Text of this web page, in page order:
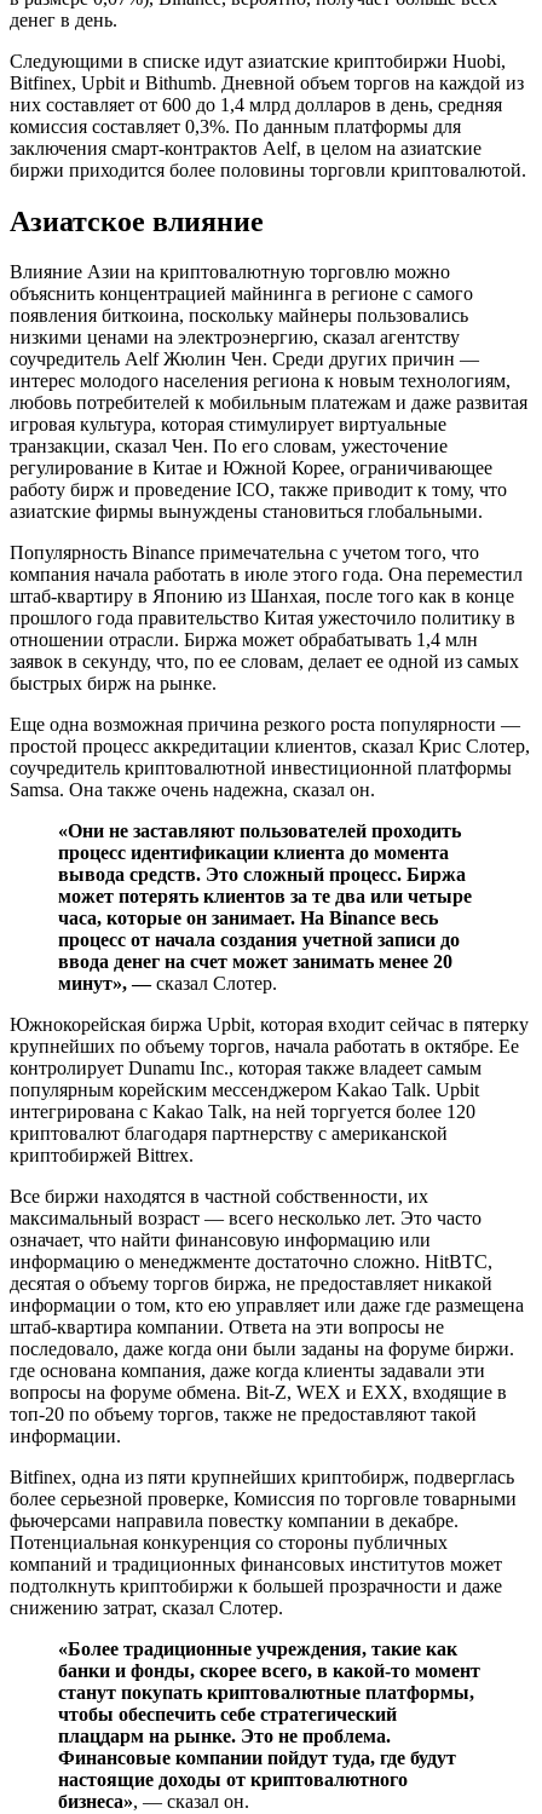
денег в день.
Следующими в списке идут азиатские криптобиржи Huobi,
Bitfinex, Upbit и Bithumb. Дневной объем торгов на каждой из
них составляет от 600 до 1,4 млрд долларов в день, средняя
комиссия составляет 0,3%. По данным платформы для
заключения смарт-контрактов Aelf, в целом на азиатские
биржи приходится более половины торговли криптовалютой.
Азиатское влияние
Влияние Азии на криптовалютную торговлю можно
объяснить концентрацией майнинга в регионе с самого
появления биткоина, поскольку майнеры пользовались
низкими ценами на электроэнергию, сказал агентству
соучредитель Aelf Жюлин Чен. Среди других причин —
интерес молодого населения региона к новым технологиям,
любовь потребителей к мобильным платежам и даже развитая
игровая культура, которая стимулирует виртуальные
транзакции, сказал Чен. По его словам, ужесточение
регулирование в Китае и Южной Корее, ограничивающее
работу бирж и проведение ICO, также приводит к тому, что
азиатские фирмы вынуждены становиться глобальными.
Популярность Binance примечательна с учетом того, что
компания начала работать в июле этого года. Она переместил
штаб-квартиру в Японию из Шанхая, после того как в конце
прошлого года правительство Китая ужесточило политику в
отношении отрасли. Биржа может обрабатывать 1,4 млн
заявок в секунду, что, по ее словам, делает ее одной из самых
быстрых бирж на рынке.
Еще одна возможная причина резкого роста популярности —
простой процесс аккредитации клиентов, сказал Крис Слотер,
соучредитель криптовалютной инвестиционной платформы
Samsa. Она также очень надежна, сказал он.
«Они не заставляют пользователей проходить
процесс идентификации клиента до момента
вывода средств. Это сложный процесс. Биржа
может потерять клиентов за те два или четыре
часа, которые он занимает. На Binance весь
процесс от начала создания учетной записи до
ввода денег на счет может занимать менее 20
минут», —сказал Слотер.
Южнокорейская биржа Upbit, которая входит сейчас в пятерку
крупнейших по объему торгов, начала работать в октябре. Ее
контролирует Dunamu Inc., которая также владеет самым
популярным корейским мессенджером Kakao Talk. Upbit
интегрирована с Kakao Talk, на ней торгуется более 120
криптовалют благодаря партнерству с американской
криптобиржей Bittrex.
Все биржи находятся в частной собственности, их
максимальный возраст — всего несколько лет. Это часто
означает, что найти финансовую информацию или
информацию о менеджменте достаточно сложно. HitBTC,
десятая о объему торгов биржа, не предоставляет никакой
информации о том, кто ею управляет или даже где размещена
штаб-квартира компании. Ответа на эти вопросы не
последовало, даже когда они были заданы на форуме биржи.
где основана компания, даже когда клиенты задавали эти
вопросы на форуме обмена. Bit-Z, WEX и EXX, входящие в
топ-20 по объему торгов, также не предоставляют такой
информации.
Bitfinex, одна из пяти крупнейших криптобирж, подверглась
более серьезной проверке, Комиссия по торговле товарными
фьючерсами направила повестку компании в декабре.
Потенциальная конкуренция со стороны публичных
компаний и традиционных финансовых институтов может
подтолкнуть криптобиржи к большей прозрачности и даже
снижению затрат, сказал Слотер.
«Более традиционные учреждения, такие как
банки и фонды, скорее всего, в какой-то момент
станут покупать криптовалютные платформы,
чтобы обеспечить себе стратегический
плацдарм на рынке. Это не проблема.
Финансовые компании пойдут туда, где будут
настоящие доходы от криптовалютного
бизнеса», — сказал он.